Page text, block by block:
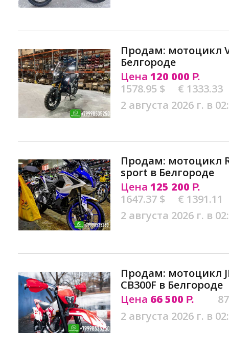
Продам: мотоцикл
Белгороде
Цена 120 000 Р.
1578.95 $
€ 1333.33
2 августа 2026 г. в
Продам: мотоцикл
sport в Белгороде
Цена 125 200 Р.
1647.37 $
€ 1391.11
2 августа 2026 г. в
Продам: мотоцикл
CB300F в Белгороде
Цена 66 500 Р.
2 августа 2026 г. в